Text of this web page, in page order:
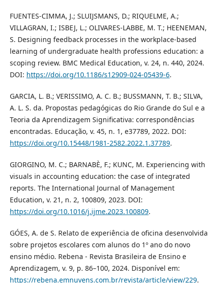
FUENTES-CIMMA, J.; SLUIJSMANS, D.; RIQUELME, A.;
VILLAGRAN, I.; ISBEJ, L.; OLIVARES-LABBE, M. T.; HEENEMAN,
S. Designing feedback processes in the workplace-based
learning of undergraduate health professions education: a
scoping review. BMC Medical Education, v. 24, n. 440, 2024.
DOI: https://doi.org/10.1186/s12909-024-05439-6.
GARCIA, L. B.; VERISSIMO, A. C. B.; BUSSMANN, T. B.; SILVA,
A. L. S. da. Propostas pedagógicas do Rio Grande do Sul e a
Teoria da Aprendizagem Significativa: correspondências
encontradas. Educação, v. 45, n. 1, e37789, 2022. DOI:
https://doi.org/10.15448/1981-2582.2022.1.37789.
GIORGINO, M. C.; BARNABÈ, F.; KUNC, M. Experiencing with
visuals in accounting education: the case of integrated
reports. The International Journal of Management
Education, v. 21, n. 2, 100809, 2023. DOI:
https://doi.org/10.1016/j.ijme.2023.100809.
GÓES, A. de S. Relato de experiência de oficina desenvolvida
sobre projetos escolares com alunos do 1º ano do novo
ensino médio. Rebena - Revista Brasileira de Ensino e
Aprendizagem, v. 9, p. 86–100, 2024. Disponível em:
https://rebena.emnuvens.com.br/revista/article/view/229.